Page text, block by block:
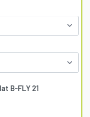
B-FLY 21